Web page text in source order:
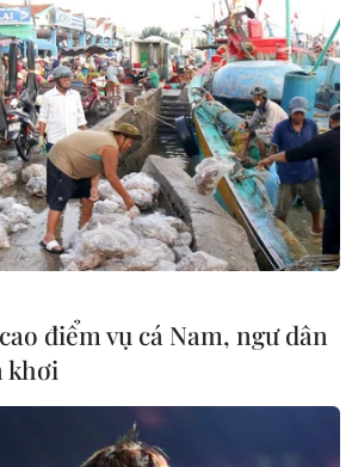
hạ tầng cảng biển tại TP.HCM là
phí không phù hợp làm tăng thêm
tính cạnh tranh và khả năng
nghiệp sau đại dịch.
điểm vụ cá Nam, ngư dân
khơi